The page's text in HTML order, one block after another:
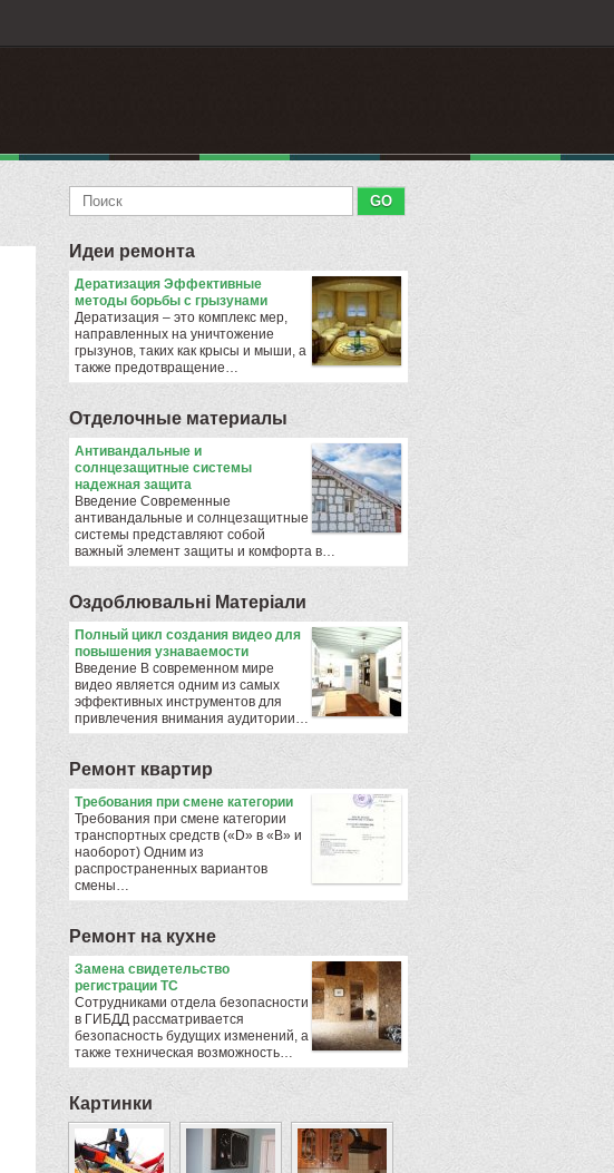
Идеи ремонта
Дератизация Эффективные
методы борьбы с грызунами
Дератизация – это комплекс мер,
направленных на уничтожение
грызунов, таких как крысы и мыши, а
также предотвращение…
Отделочные материалы
Антивандальные и
солнцезащитные системы
надежная защита
Введение Современные
антивандальные и солнцезащитные
системы представляют собой
важный элемент защиты и комфорта в…
Оздоблювальнi Матерiали
Полный цикл создания видео для
повышения узнаваемости
Введение В современном мире
видео является одним из самых
эффективных инструментов для
привлечения внимания аудитории…
Ремонт квартир
​Требования при смене категории
Требования при смене категории
транспортных средств («D» в «B» и
наоборот) Одним из
распространенных вариантов
смены…
Ремонт на кухне
Замена свидетельство
регистрации ТС
Сотрудниками отдела безопасности
в ГИБДД рассматривается
безопасность будущих изменений, а
также техническая возможность…
Картинки